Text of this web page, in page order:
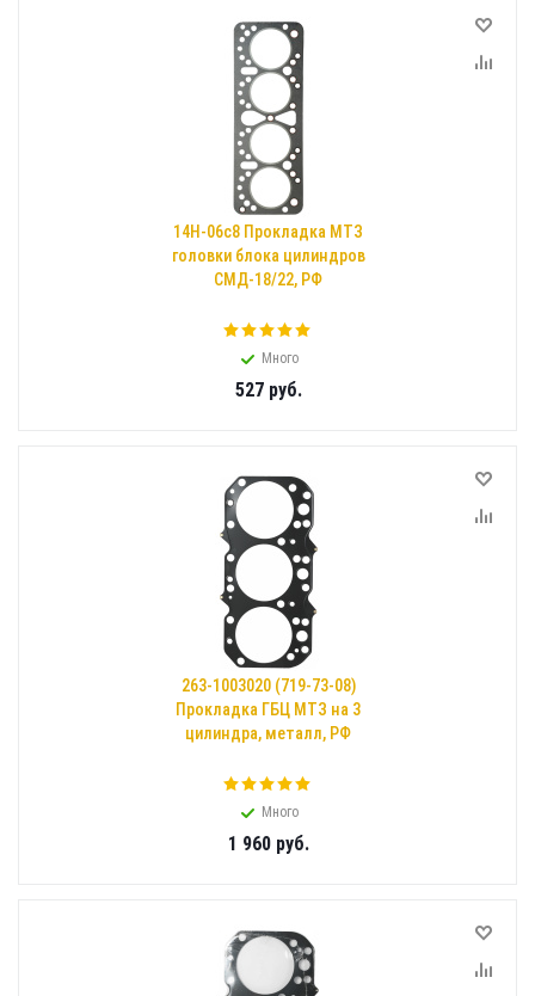
14Н-06с8 Прокладка МТЗ
головки блока цилиндров
СМД-18/22, РФ
Много
527руб.
263-1003020 (719-73-08)
Прокладка ГБЦ МТЗ на 3
цилиндра, металл, РФ
Много
1 960руб.